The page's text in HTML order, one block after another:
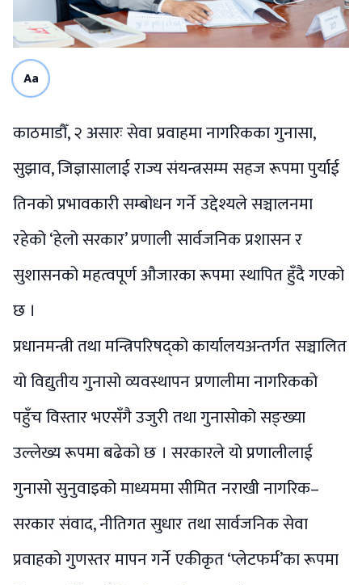
Aa
काठमाडौँ, २ असारः सेवा प्रवाहमा नागरिकका गुनासा,
सुझाव, जिज्ञासालाई राज्य संयन्त्रसम्म सहज रूपमा पुर्याई
तिनको प्रभावकारी सम्बोधन गर्ने उद्देश्यले सञ्चालनमा
रहेको ‘हेलो सरकार’ प्रणाली सार्वजनिक प्रशासन र
सुशासनको महत्वपूर्ण औजारका रूपमा स्थापित हुँदै गएको
छ ।
प्रधानमन्त्री तथा मन्त्रिपरिषद्को कार्यालयअन्तर्गत सञ्चालित
यो विद्युतीय गुनासो व्यवस्थापन प्रणालीमा नागरिकको
पहुँच विस्तार भएसँगै उजुरी तथा गुनासोको सङ्ख्या
उल्लेख्य रूपमा बढेको छ । सरकारले यो प्रणालीलाई
गुनासो सुनुवाइको माध्यममा सीमित नराखी नागरिक–
सरकार संवाद, नीतिगत सुधार तथा सार्वजनिक सेवा
प्रवाहको गुणस्तर मापन गर्ने एकीकृत ‘प्लेटफर्म’का रूपमा